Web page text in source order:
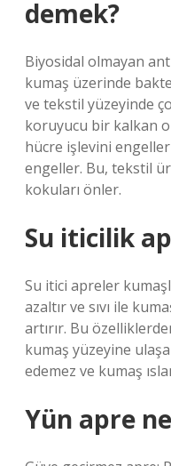
demek?
Biyosidal olmayan
kumaş üzerinde
ve tekstil yüzeyinde
koruyucu bir kalkan
hücre işlevini
engeller. Bu, tekstil
kokuları önler.
Su iticilik
Su itici apreler
azaltır ve sıvı ile
artırır. Bu
kumaş yüzeyine
edemez ve kumaş
Yün apre